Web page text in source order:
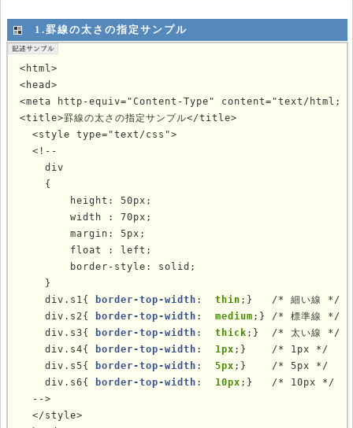
1.罫線の太さの指定サンプル
<html>
<head>
<meta http-equiv="Content-Type" content="text/html;
<title>罫線の太さの指定サンプル</title>
  <style type="text/css">
  <!--
    div
    {
        height: 50px;
        width : 70px;
        margin: 5px;
        float : left;
        border-style: solid;
    }
    div.s1{
border-top-width : thin ;}   /* 細い線 */
    div.s2{
border-top-width : medium ;} /* 標準線 */
    div.s3{
border-top-width : thick ;}  /* 太い線 */
    div.s4{
border-top-width : 1px ;}    /* 1px */
    div.s5{
border-top-width : 5px ;}    /* 5px */
    div.s6{
border-top-width : 10px ;}   /* 10px */
  -->
  </style>